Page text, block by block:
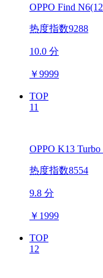
OPPO Find
热度指数9288
10.0 分
￥9999
TOP
11
OPPO K13
热度指数8554
9.8 分
￥ 1999
TOP
12